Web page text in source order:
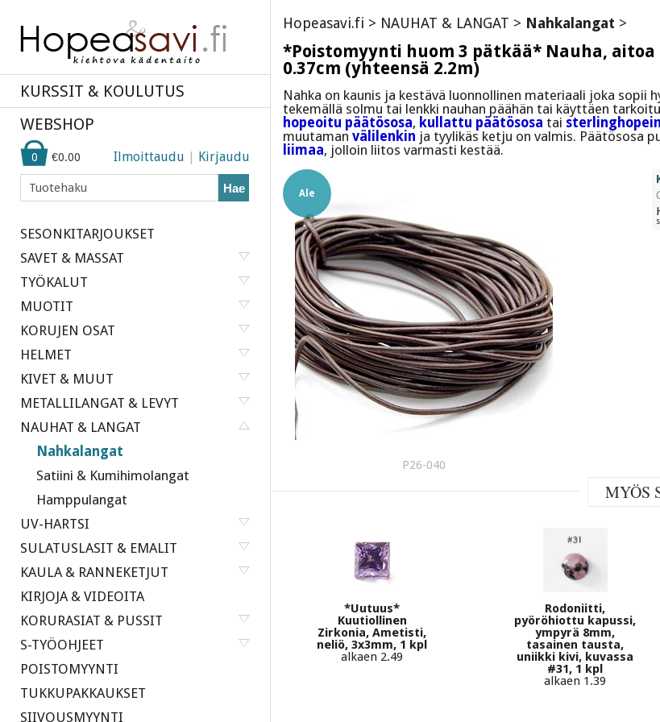
KURSSIT & KOULUTUS
WEBSHOP
Ilmoittaudu | Kirjaudu
0 €0.00
Hae
SESONKITARJOUKSET
SAVET & MASSAT
TYÖKALUT
MUOTIT
KORUJEN OSAT
HELMET
KIVET & MUUT
METALLILANGAT & LEVYT
NAUHAT & LANGAT
Nahkalangat
Satiini & Kumihimolangat
Hamppulangat
UV-HARTSI
SULATUSLASIT & EMALIT
KAULA & RANNEKETJUT
KIRJOJA & VIDEOITA
KORURASIAT & PUSSIT
S-TYÖOHJEET
POISTOMYYNTI
TUKKUPAKKAUKSET
SIIVOUSMYYNTI
Hopeasavi.fi > NAUHAT & LANGAT > Nahkalangat >
*Poistomyynti huom 3 pätkää* Nauha, aitoa
0.37cm (yhteensä 2.2m)
Nahka on kaunis ja kestävä luonnollinen materiaali joka sopii
tekemällä solmu tai lenkki nauhan päähän tai käyttäen
hopeoitu päätösosa, kullattu päätösosa tai
muutaman välilenkin ja tyylikäs ketju on valmis. Päätösosa
liimaa, jolloin liitos varmasti kestää.
Ale
P26-040
MYÖS
*Uutuus*
Kuutiollinen
Zirkonia, Ametisti,
neliö, 3x3mm, 1 kpl
alkaen 2.49
Rodoniitti,
pyöröhiottu kapussi,
ympyrä 8mm,
tasainen tausta,
uniikki kivi, kuvassa
#31, 1 kpl
alkaen 1.39